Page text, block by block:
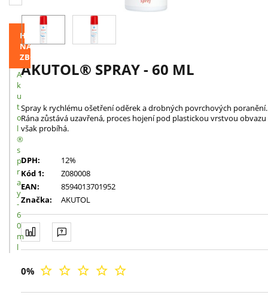
AKUTOL® SPRAY - 60 ML
Spray k rychlému ošetření oděrek a drobných povrchových poranění.
Rána zůstává uzavřená, proces hojení pod plastickou vrstvou obvazu
však probíhá.
DPH:
12%
Kód 1:
Z080008
EAN:
8594013701952
Značka:
AKUTOL
0%
HISTORIE
NAVŠTÍVENÉHO
ZBOŽÍ
A
k
u
t
o
l
®
s
p
r
a
y
-
6
0
m
l